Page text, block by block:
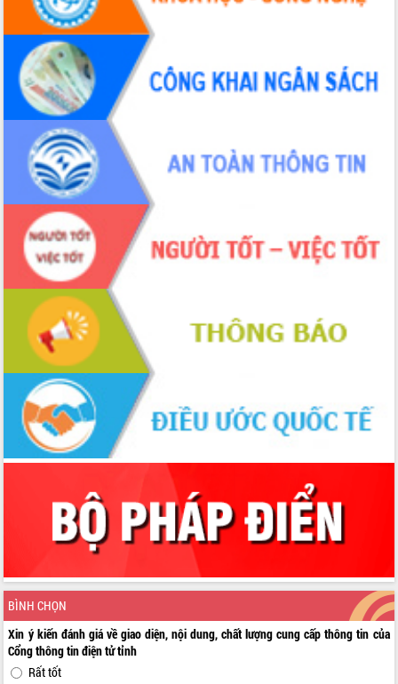
BÌNH CHỌN
Xin ý kiến đánh giá về giao diện, nội dung, chất lượng cung cấp thông tin của
Cổng thông tin điện tử tỉnh
Rất tốt